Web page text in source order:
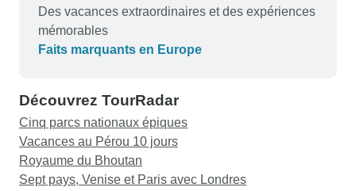
Des vacances extraordinaires et des expériences
mémorables
Faits marquants en Europe
Découvrez TourRadar
Cinq parcs nationaux épiques
Vacances au Pérou 10 jours
Royaume du Bhoutan
Sept pays, Venise et Paris avec Londres